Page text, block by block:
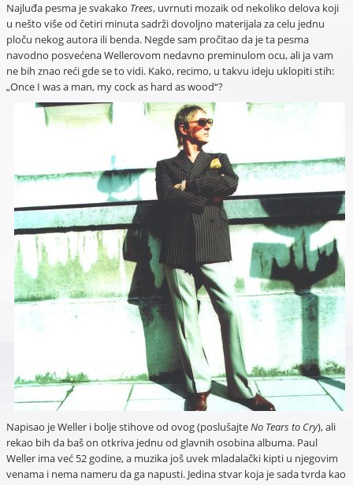
Najluđa pesma je svakako Trees, uvrnuti mozaik od nekoliko delova koji
u nešto više od četiri minuta sadrži dovoljno materijala za celu jednu
ploču nekog autora ili benda. Negde sam pročitao da je ta pesma
navodno posvećena Wellerovom nedavno preminulom ocu, ali ja vam
ne bih znao reći gde se to vidi. Kako, recimo, u takvu ideju uklopiti stih:
„Once I was a man, my cock as hard as wood“?
Napisao je Weller i bolje stihove od ovog (poslušajteNo Tears to Cry), ali
rekao bih da baš on otkriva jednu od glavnih osobina albuma. Paul
Weller ima već 52 godine, a muzika još uvek mladalački kipti u njegovim
venama i nema nameru da ga napusti. Jedina stvar koja je sada tvrda kao